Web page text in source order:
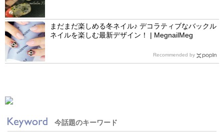
まだまだ楽しめる冬ネイル♪ デコラティブなバックル
ネイルを楽しむ最新デザイン！ | MegnailMeg
Recommended by
今話題のキーワード